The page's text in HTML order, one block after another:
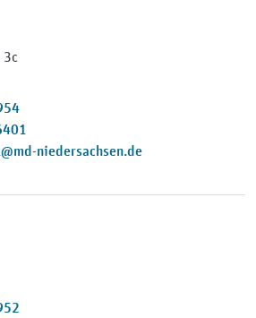
niedersachsen.de